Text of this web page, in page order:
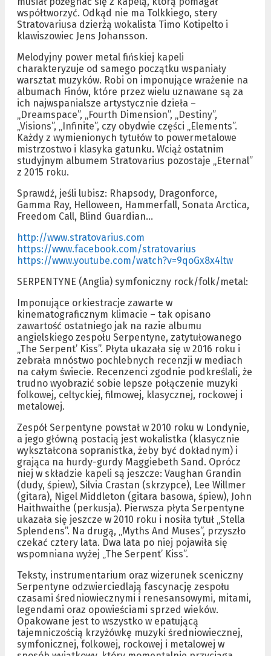
współtworzyć. Odkąd nie ma Tolkkiego, stery
Stratovariusa dzierżą wokalista Timo Kotipelto i
klawiszowiec Jens Johansson.
Melodyjny power metal fińskiej kapeli
charakteryzuje od samego początku wspaniały
warsztat muzyków. Robi on imponujące wrażenie na
albumach Finów, które przez wielu uznawane są za
ich najwspanialsze artystycznie dzieła –
„Dreamspace”, „Fourth Dimension”, „Destiny”,
„Visions”, „Infinite”, czy obydwie części „Elements”.
Każdy z wymienionych tytułów to powermetalowe
mistrzostwo i klasyka gatunku. Wciąż ostatnim
studyjnym albumem Stratovarius pozostaje „Eternal”
z 2015 roku.
Sprawdź, jeśli lubisz: Rhapsody, Dragonforce,
Gamma Ray, Helloween, Hammerfall, Sonata Arctica,
Freedom Call, Blind Guardian…
http://www.stratovarius.com
https://www.facebook.com/stratovarius
https://www.youtube.com/watch?v=9qoGx8x4ltw
SERPENTYNE (Anglia) symfoniczny rock/folk/metal:
Imponujące orkiestracje zawarte w
kinematograficznym klimacie – tak opisano
zawartość ostatniego jak na razie albumu
angielskiego zespołu Serpentyne, zatytułowanego
„The Serpent’ Kiss”. Płyta ukazała się w 2016 roku i
zebrała mnóstwo pochlebnych recenzji w mediach
na całym świecie. Recenzenci zgodnie podkreślali, że
trudno wyobrazić sobie lepsze połączenie muzyki
folkowej, celtyckiej, filmowej, klasycznej, rockowej i
metalowej.
Zespół Serpentyne powstał w 2010 roku w Londynie,
a jego główną postacią jest wokalistka (klasycznie
wykształcona sopranistka, żeby być dokładnym) i
grająca na hurdy-gurdy Maggiebeth Sand. Oprócz
niej w składzie kapeli są jeszcze: Vaughan Grandin
(dudy, śpiew), Silvia Crastan (skrzypce), Lee Willmer
(gitara), Nigel Middleton (gitara basowa, śpiew), John
Haithwaithe (perkusja). Pierwsza płyta Serpentyne
ukazała się jeszcze w 2010 roku i nosiła tytuł „Stella
Splendens”. Na drugą, „Myths And Muses”, przyszło
czekać cztery lata. Dwa lata po niej pojawiła się
wspomniana wyżej „The Serpent’ Kiss”.
Teksty, instrumentarium oraz wizerunek sceniczny
Serpentyne odzwierciedlają fascynację zespołu
czasami średniowiecznymi i renesansowymi, mitami,
legendami oraz opowieściami sprzed wieków.
Opakowane jest to wszystko w epatującą
tajemniczością krzyżówkę muzyki średniowiecznej,
symfonicznej, folkowej, rockowej i metalowej w